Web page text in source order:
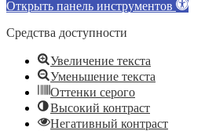
Открыть панель инструментов
Средства доступности
Увеличение текста
Уменьшение текста
Оттенки серого
Высокий контраст
Негативный контраст